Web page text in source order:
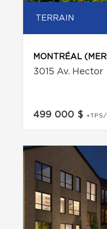
TERRAIN
3015 Av. Hector
499 000 $